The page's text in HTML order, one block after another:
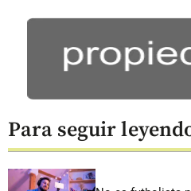
Para seguir